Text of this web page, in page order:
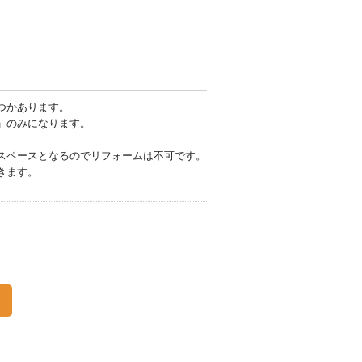
あります。
みになります。
ースとなるのでリフォームは不可です。
す。